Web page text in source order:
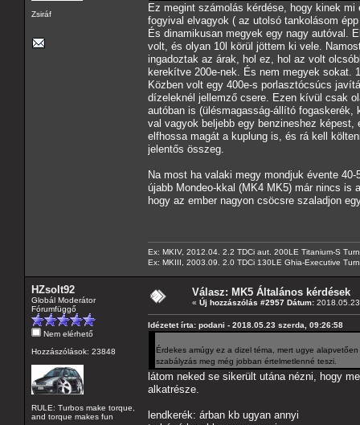
Zsiráf
Ez megint számolás kérdése, hogy kinek
fogyival elvagyok ( az utolsó tankolásom
És dinamikusan megyek egy nagy autóval.
volt, és olyan 10l körül jöttem ki vele.
ingadoztak az árak, hol ez, hol az volt
kerekítve 200e-nek. És nem megyek sokat.
Közben volt egy 400e-s porlasztócsúcs
dízeleknél jellemző csere. Ezen kívül csak
autóban is (ülésmagasság-állító fogaskerék,
val vagyok beljebb egy benzineshez
elfhossa magát a kuplung is, és rá kell
jelentős összeg.
Na most ha valaki megy mondjuk évente
újabb Mondeo-kkal (MK4 MK5) már nincs is
hogy az ember nagyon csöcsre szaladjon
Ex: MKIV, 2012.04. 2.2 TDCi aut. 200LE Titanium-S
Ex: MKIII, 2003.09. 2.0 TDCi 130LE Ghia-Executive
HZsolt92
Globál Moderátor
Fórumfüggő
Nem elérhető
Hozzászólások: 23848
RULE: Turbos make torque,
and torque makes fun
Válasz: MK5 Általános kérdések
« Új hozzászólás #2957 Dátum:
Idézetet írta: podani - 2018.05.23 szerda, 09:26:58
Érdekes amúgy ez a dizel téma, mert ugye
szabályzás meg még jobban értelmetlenné teszi.
látom neked se sikerült utána nézni, hogy
alkatrésze.
lendkerék: árban kb ugyan annyi